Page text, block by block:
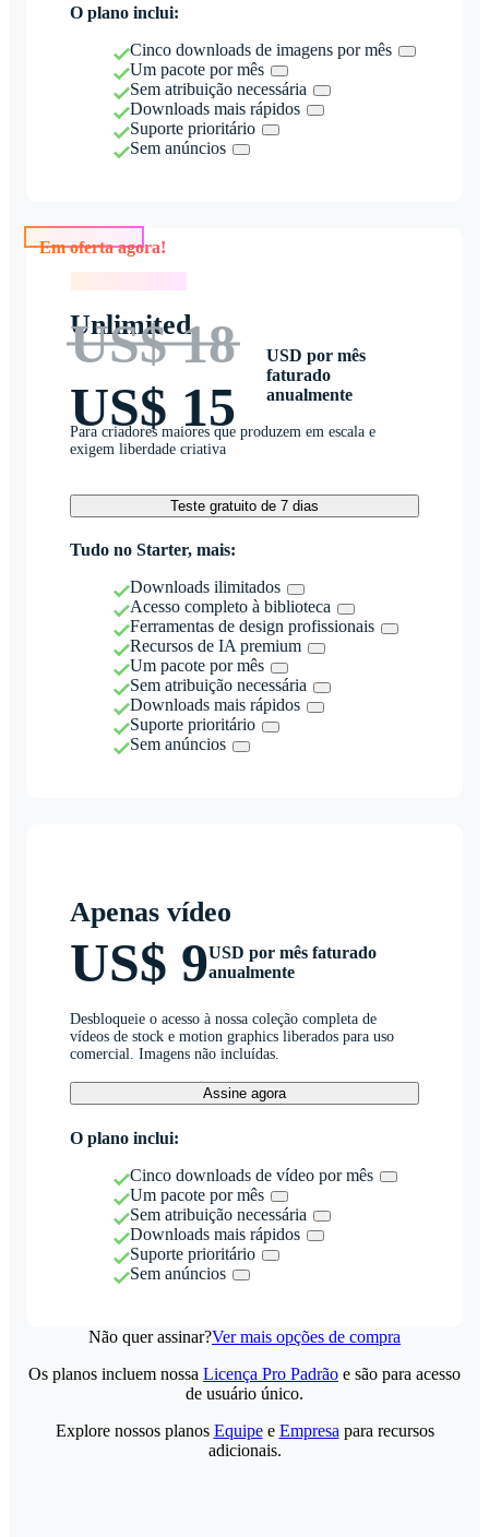
O plano inclui:
Cinco downloads de imagens por mês
Um pacote por mês
Sem atribuição necessária
Downloads mais rápidos
Suporte prioritário
Sem anúncios
Unlimited
US$ 18
US$ 15
USD por mês
faturado
anualmente
Para criadores maiores que produzem em escala e
exigem liberdade criativa
Teste gratuito de 7 dias
Tudo no Starter, mais:
Downloads ilimitados
Acesso completo à biblioteca
Ferramentas de design profissionais
Recursos de IA premium
Um pacote por mês
Sem atribuição necessária
Downloads mais rápidos
Suporte prioritário
Sem anúncios
Apenas vídeo
US$ 9USD por mês faturado
anualmente
Desbloqueie o acesso à nossa coleção completa de
vídeos de stock e motion graphics liberados para uso
comercial. Imagens não incluídas.
Assine agora
O plano inclui:
Cinco downloads de vídeo por mês
Um pacote por mês
Sem atribuição necessária
Downloads mais rápidos
Suporte prioritário
Sem anúncios
Não quer assinar?Ver mais opções de compra
Os planos incluem nossa Licença Pro Padrão e são para acesso
de usuário único.
Explore nossos planos Equipee Empresa para recursos
adicionais.